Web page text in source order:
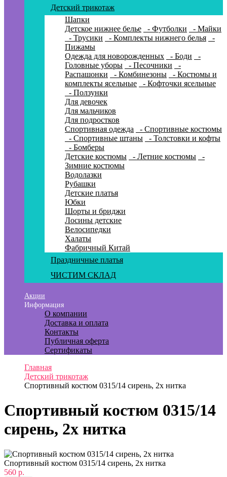
Детский трикотаж
Шапки
Детское нижнее белье
- Футболки
- Майки
- Трусики
- Комплекты нижнего белья
-
Пижамы
Одежда для новорожденных
- Боди
-
Головные уборы
- Песочники
-
Распашонки
- Комбинезоны
- Костюмы и
комплекты ясельные
- Кофточки ясельные
- Ползунки
Для девочек
Для мальчиков
Для подростков
Спортивная одежда
- Спортивные костюмы
- Спортивные штаны
- Толстовки и кофты
- Бомберы
Детские костюмы
- Летние костюмы
-
Зимние костюмы
Водолазки
Рубашки
Детские платья
Юбки
Шорты и бриджи
Лосины детские
Велосипедки
Халаты
Фабричный Китай
Праздничные платья
ЧИСТИМ СКЛАД
Акции
Информация
О компании
Доставка и оплата
Контакты
Публичная оферта
Сертификаты
Главная
Детский трикотаж
Спортивный костюм 0315/14 сирень, 2х нитка
Спортивный костюм 0315/14
сирень, 2х нитка
Спортивный костюм 0315/14 сирень, 2х нитка
560 р.